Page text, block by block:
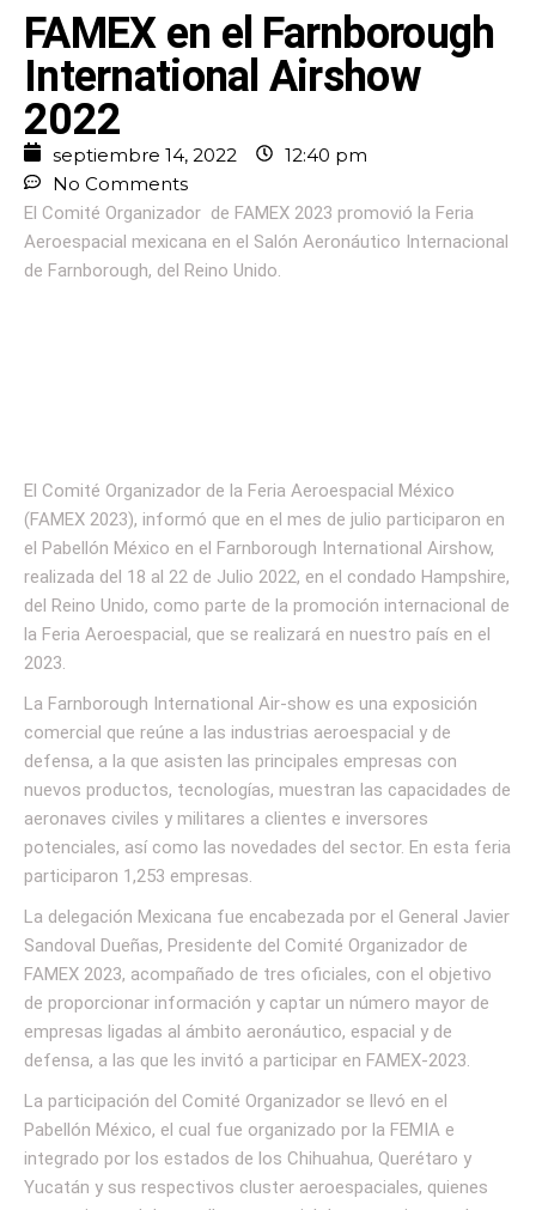
FAMEX en el Farnborough
International Airshow
2022
septiembre 14, 2022
12:40 pm
No Comments
El Comité Organizador de FAMEX 2023 promovió la Feria
Aeroespacial mexicana en el Salón Aeronáutico Internacional
de Farnborough, del Reino Unido.
El Comité Organizador de la Feria Aeroespacial México
(FAMEX 2023), informó que en el mes de julio participaron en
el Pabellón México en el Farnborough International Airshow,
realizada del 18 al 22 de Julio 2022, en el condado Hampshire,
del Reino Unido, como parte de la promoción internacional de
la Feria Aeroespacial, que se realizará en nuestro país en el
2023.
La Farnborough International Air-show es una exposición
comercial que reúne a las industrias aeroespacial y de
defensa, a la que asisten las principales empresas con
nuevos productos, tecnologías, muestran las capacidades de
aeronaves civiles y militares a clientes e inversores
potenciales, así como las novedades del sector. En esta feria
participaron 1,253 empresas.
La delegación Mexicana fue encabezada por el General Javier
Sandoval Dueñas, Presidente del Comité Organizador de
FAMEX 2023, acompañado de tres oficiales, con el objetivo
de proporcionar información y captar un número mayor de
empresas ligadas al ámbito aeronáutico, espacial y de
defensa, a las que les invitó a participar en FAMEX-2023.
La participación del Comité Organizador se llevó en el
Pabellón México, el cual fue organizado por la FEMIA e
integrado por los estados de los Chihuahua, Querétaro y
Yucatán y sus respectivos cluster aeroespaciales, quienes